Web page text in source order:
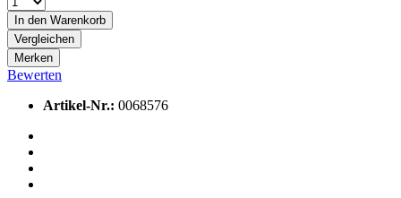
In den Warenkorb
Vergleichen
Merken
Bewerten
Artikel-Nr.: 0068576